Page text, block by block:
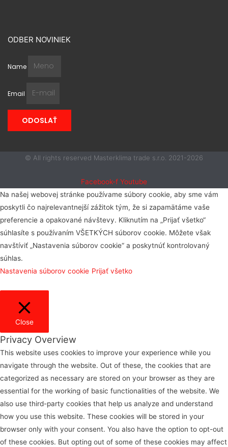
ODBER NOVINIEK
Name
Email
ODOSLAŤ
© All rights reserved Masterklima trade s.r.o. 2021-2026
Facebook-f Youtube
Na našej webovej stránke používame súbory cookie, aby sme vám
poskytli čo najrelevantnejší zážitok tým, že si zapamätáme vaše
preferencie a opakované návštevy. Kliknutím na „Prijať všetko“
súhlasíte s používaním VŠETKÝCH súborov cookie. Môžete však
navštíviť „Nastavenia súborov cookie“ a poskytnúť kontrolovaný
súhlas.
Nastavenia súborov cookie Prijať všetko
Close
Privacy Overview
This website uses cookies to improve your experience while you
navigate through the website. Out of these, the cookies that are
categorized as necessary are stored on your browser as they are
essential for the working of basic functionalities of the website. We
also use third-party cookies that help us analyze and understand
how you use this website. These cookies will be stored in your
browser only with your consent. You also have the option to opt-out
of these cookies. But opting out of some of these cookies may affect